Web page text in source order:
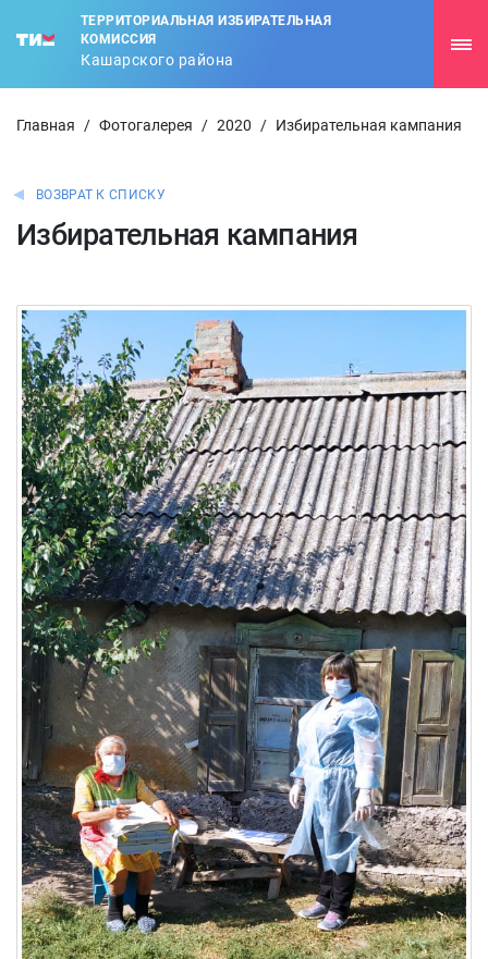
ТЕРРИТОРИАЛЬНАЯ ИЗБИРАТЕЛЬНАЯ
КОМИССИЯ
Кашарского района
Главная / Фотогалерея / 2020 / Избирательная кампания
ВОЗВРАТ К СПИСКУ
Избирательная кампания